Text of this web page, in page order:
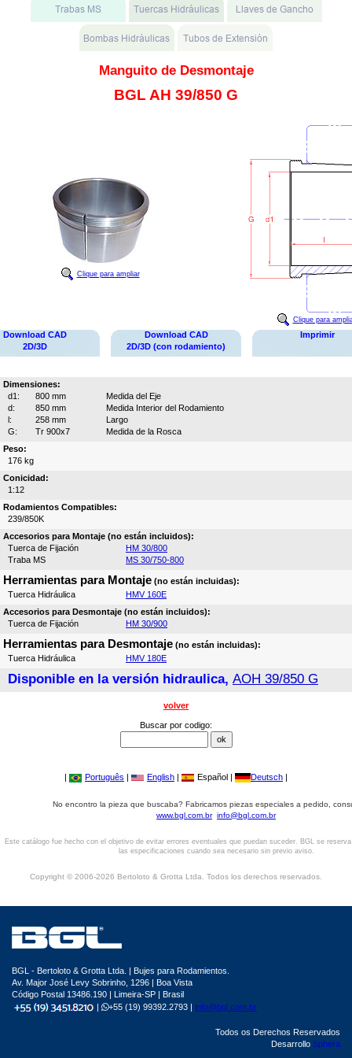
Manguito de Desmontaje
BGL AH 39/850 G
Clique para ampliar
Clique para
Download CAD
2D/3D
Download CAD
2D/3D (con rodamiento)
Imprimir
Dimensiones:
d1:
800 mm
Medida del Eje
d:
850 mm
Medida Interior del Rodamiento
l:
258 mm
Largo
G:
Tr 900x7
Medida de la Rosca
Peso:
176 kg
Conicidad:
1:12
Rodamientos Compatibles:
239/850K
Accesorios para Montaje (no están incluidos):
Tuerca de Fijación
HM 30/800
Traba MS
MS 30/750-800
Herramientas para Montaje (no están incluidas):
Tuerca Hidráulica
HMV 160E
Accesorios para Desmontaje (no están incluidos):
Tuerca de Fijación
HM 30/900
Herramientas para Desmontaje (no están incluidas):
Tuerca Hidráulica
HMV 180E
Disponible en la versión hidraulica, AOH 39/850 G
volver
Buscar por codigo:
| Português | English | Español | Deutsch |
No encontro la pieza que buscaba? Fabricamos piezas especiales a pedido,
www.bgl.com.br info@bgl.com.br
Este catálogo fue hecho con el objetivo de evitar errores eventuales que puedan suceder. BGL se
las especificaciones cuando sea necesario sin previo aviso.
Copyright © 2006-2026 Bertoloto & Grotta Ltda. Todos los derechos reservados.
BGL - Bertoloto & Grotta Ltda. | Bujes para Rodamientos.
Av. Major José Levy Sobrinho, 1296 | Boa Vista
Código Postal 13486.190 | Limeira-SP | Brasil
|
+55 (19) 99392.2793 | info@bgl.com.br
Todos os Derechos Reservados
Desarrollo Sphera